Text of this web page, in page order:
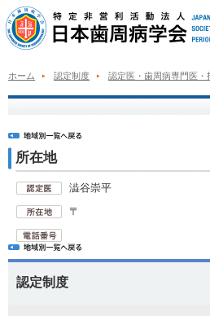
ホーム 認定制度 認定医・歯周病専門医・
所在地
澁谷崇平
〒
認定制度